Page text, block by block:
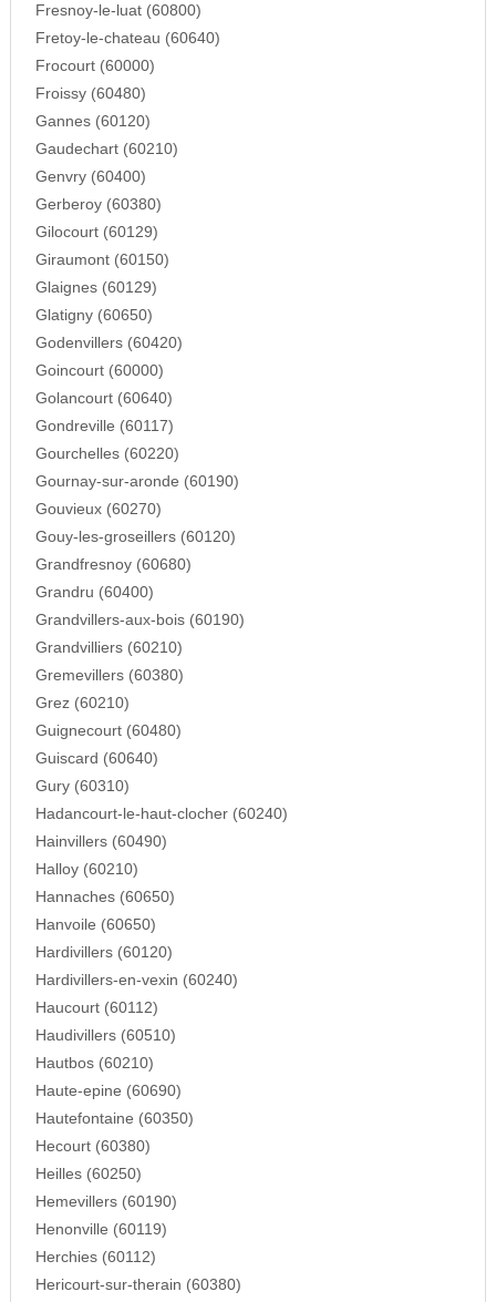
Fresnoy-le-luat (60800)
Fretoy-le-chateau (60640)
Frocourt (60000)
Froissy (60480)
Gannes (60120)
Gaudechart (60210)
Genvry (60400)
Gerberoy (60380)
Gilocourt (60129)
Giraumont (60150)
Glaignes (60129)
Glatigny (60650)
Godenvillers (60420)
Goincourt (60000)
Golancourt (60640)
Gondreville (60117)
Gourchelles (60220)
Gournay-sur-aronde (60190)
Gouvieux (60270)
Gouy-les-groseillers (60120)
Grandfresnoy (60680)
Grandru (60400)
Grandvillers-aux-bois (60190)
Grandvilliers (60210)
Gremevillers (60380)
Grez (60210)
Guignecourt (60480)
Guiscard (60640)
Gury (60310)
Hadancourt-le-haut-clocher (60240)
Hainvillers (60490)
Halloy (60210)
Hannaches (60650)
Hanvoile (60650)
Hardivillers (60120)
Hardivillers-en-vexin (60240)
Haucourt (60112)
Haudivillers (60510)
Hautbos (60210)
Haute-epine (60690)
Hautefontaine (60350)
Hecourt (60380)
Heilles (60250)
Hemevillers (60190)
Henonville (60119)
Herchies (60112)
Hericourt-sur-therain (60380)